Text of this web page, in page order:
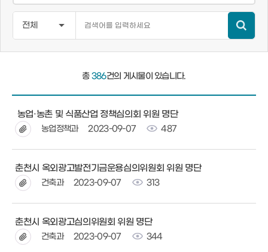
총386건의 게시물이 있습니다.
​ 농업·농촌 및 식품산업 정책심의회 위원 명단
농업정책과 2023-09-07 487
춘천시 옥외광고발전기금운용심의위원회 위원 명단
건축과 2023-09-07 313
춘천시 옥외광고심의위원회 위원 명단
건축과 2023-09-07 344